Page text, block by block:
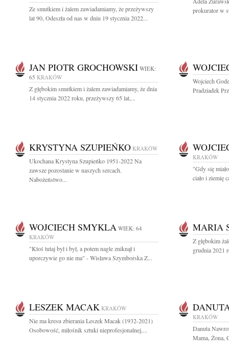
Ze smutkiem i żalem zawiadamiamy, że przeżywszy
lat 90, Odeszła od nas w dniu 19 stycznia 2022...
prokurator w
JAN PIOTR GROCHOWSKI WIEK:
65 KRAKÓW
Z głębokim smutkiem i żalem zawiadamiamy, że dnia
14 stycznia 2022 roku, przeżywszy 65 lat,...
Wojciech
Pradziadek
KRYSTYNA SZUPIEŃKO KRAKÓW
Ukochana Krystyna Szupieńko 1951-2022 Na
zawsze pozostanie w naszych sercach.
Nabożeństwo...
KRAKÓW
"Gdy się
ciało i ziemię
WOJCIECH SMYKLA WIEK: 64
KRAKÓW
"Ktoś tutaj był i był, a potem nagle zniknął i
uporczywie go nie ma" - Wisława Szymborska Z...
MARIA
Z głębokim
grudnia 2021
LESZEK MACAK KRAKÓW
Nie ma kresu zbierania Leszek Macak (1932-2021)
Osobowość, miłośnik sztuki nieprofesjonalnej,...
KRAKÓW
Danuta
Mama, Żona,